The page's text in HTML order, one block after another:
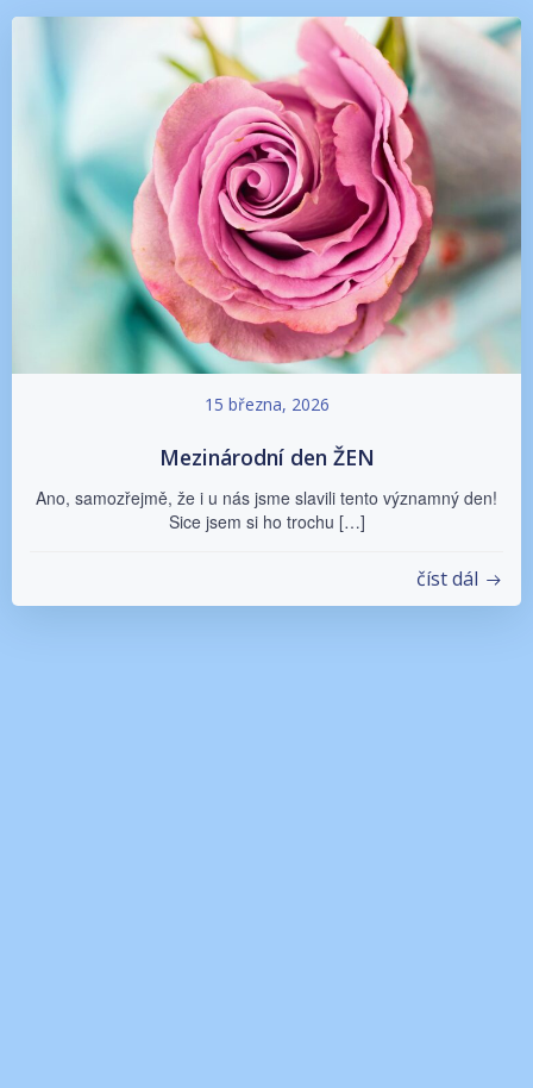
15 března, 2026
Mezinárodní den ŽEN
Ano, samozřejmě, že i u nás jsme slavili tento významný den!
Sice jsem si ho trochu […]
číst dál